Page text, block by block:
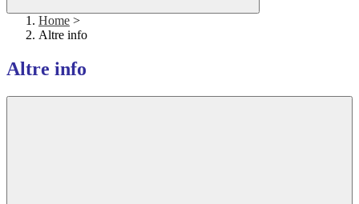
Home >
Altre info
Altre info